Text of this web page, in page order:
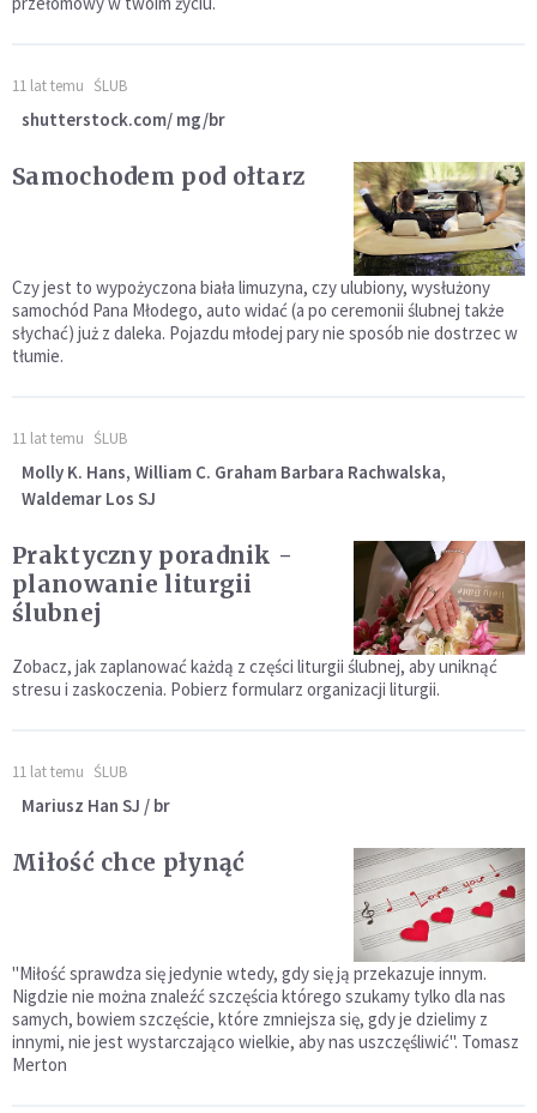
11 lat temu ŚLUB
shutterstock.com/ mg/br
Samochodem pod ołtarz
Czy jest to wypożyczona biała limuzyna, czy ulubiony, wysłużony
samochód Pana Młodego, auto widać (a po ceremonii ślubnej także
słychać) już z daleka. Pojazdu młodej pary nie sposób nie dostrzec w
tłumie.
11 lat temu ŚLUB
Molly K. Hans, William C. Graham Barbara Rachwalska,
Waldemar Los SJ
Praktyczny poradnik -
planowanie liturgii
ślubnej
Zobacz, jak zaplanować każdą z części liturgii ślubnej, aby uniknąć
stresu i zaskoczenia. Pobierz formularz organizacji liturgii.
11 lat temu ŚLUB
Mariusz Han SJ / br
Miłość chce płynąć
"Miłość sprawdza się jedynie wtedy, gdy się ją przekazuje innym.
Nigdzie nie można znaleźć szczęścia którego szukamy tylko dla nas
samych, bowiem szczęście, które zmniejsza się, gdy je dzielimy z
innymi, nie jest wystarczająco wielkie, aby nas uszczęśliwić". Tomasz
Merton